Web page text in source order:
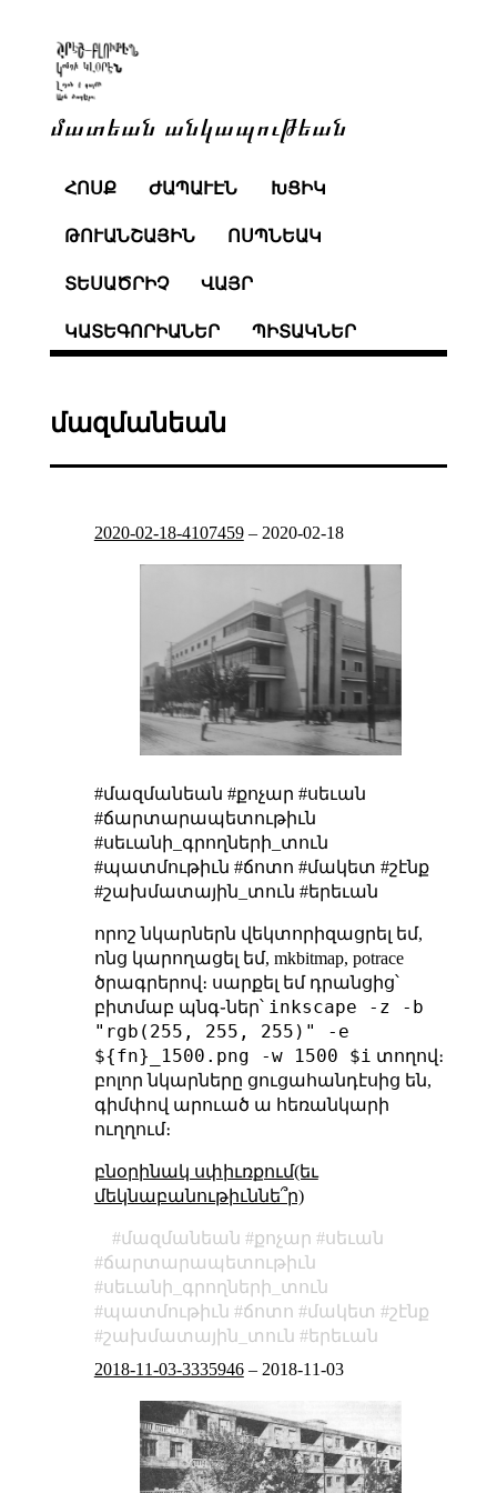
մատեան անկապութեան
ՀՈՍՔ ԺԱՊԱՒԷՆ ԽՑԻԿ
ԹՈՒԱՆՇԱՅԻՆ ՈՍՊՆԵԱԿ
ՏԵՍԱԾՐԻՉ ՎԱՅՐ
ԿԱՏԵԳՈՐԻԱՆԵՐ ՊԻՏԱԿՆԵՐ
մազմանեան
2020-02-18-4107459– 2020-02-18
#մազմանեան #քոչար #սեւան
#ճարտարապետութիւն
#սեւանի_գրողների_տուն
#պատմութիւն #ճոտո #մակետ #շէնք
#շախմատային_տուն #երեւան
որոշ նկարներն վեկտորիզացրել եմ,
ոնց կարողացել եմ, mkbitmap, potrace
ծրագրերով։ սարքել եմ դրանցից՝
բիտմաբ պնգ֊ներ՝ inkscape -z -b
"rgb(255, 255, 255)" -e
${fn}_1500.png -w 1500 $i տողով։
բոլոր նկարները ցուցահանդէսից են,
գիմփով արուած ա հեռանկարի
ուղղում։
բնօրինակ սփիւռքում(եւ
մեկնաբանութիւննե՞ր)
մազմանեան քոչար
սեւան
ճարտարապետութիւն
սեւանի_գրողների_տուն
պատմութիւն
ճոտո մակետ
շէնք
շախմատային_տուն
երեւան
2018-11-03-3335946– 2018-11-03